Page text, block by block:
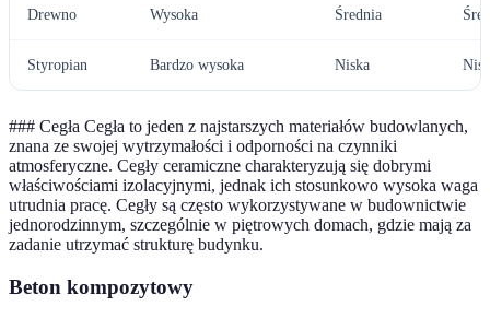
Drewno Wysoka Średnia
Styropian Bardzo wysoka Niska
### Cegła Cegła to jeden z najstarszych materiałów budowlanych,
znana ze swojej wytrzymałości i odporności na czynniki
atmosferyczne. Cegły ceramiczne charakteryzują się dobrymi
właściwościami izolacyjnymi, jednak ich stosunkowo wysoka waga
utrudnia pracę. Cegły są często wykorzystywane w budownictwie
jednorodzinnym, szczególnie w piętrowych domach, gdzie mają za
zadanie utrzymać strukturę budynku.
Beton kompozytowy